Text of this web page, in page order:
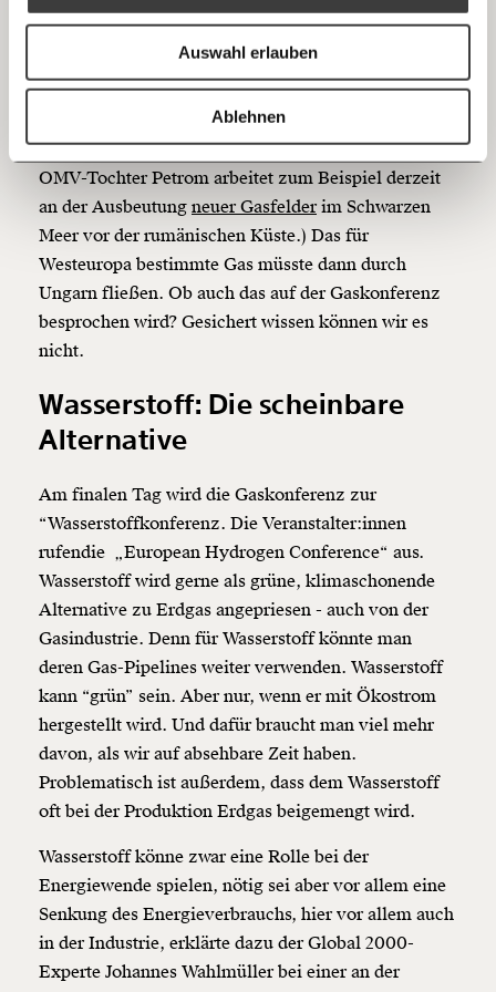
Auswahl erlauben
Ablehnen
Anmelden
Ich spende einmalig
20€ 40€
60€ 100€
Ich möchte meine Spende verschenken.
Du erhältst eine E-Mail mit deiner
Geschenkurkunde im PDF-Format, welche Du
ausdrucken oder weiterleiten und verschenken
1/3
Bluesky
https://www.moment.at/story/gaskonferenz-wien-protest/
betriebene Handelsplattform für Gas.
Mit dabei ist auch Szabolcs Ferencz, der CEO des
ungarischen Pipelinebetreibers FGSZ. Ungarn spielt
eine wichtige Rolle, wenn es um die Pipelines
zwischen West- und Osteuropa geht. Die rumänische
OMV-Tochter Petrom arbeitet zum Beispiel derzeit
an der Ausbeutung neuer Gasfelderim Schwarzen
Meer vor der rumänischen Küste.) Das für
Westeuropa bestimmte Gas müsste dann durch
Ungarn fließen. Ob auch das auf der Gaskonferenz
besprochen wird? Gesichert wissen können wir es
nicht.
Wasserstoff: Die scheinbare
Alternative
Am finalen Tag wird die Gaskonferenz zur
“Wasserstoffkonferenz. Die Veranstalter:innen
rufendie „European Hydrogen Conference“ aus.
Wasserstoff wird gerne als grüne, klimaschonende
Alternative zu Erdgas angepriesen - auch von der
Gasindustrie. Denn für Wasserstoff könnte man
deren Gas-Pipelines weiter verwenden. Wasserstoff
kann “grün” sein. Aber nur, wenn er mit Ökostrom
hergestellt wird. Und dafür braucht man viel mehr
davon, als wir auf absehbare Zeit haben.
Problematisch ist außerdem, dass dem Wasserstoff
oft bei der Produktion Erdgas beigemengt wird.
Wasserstoff könne zwar eine Rolle bei der
Energiewende spielen, nötig sei aber vor allem eine
Senkung des Energieverbrauchs, hier vor allem auch
in der Industrie, erklärte dazu der Global 2000-
Experte Johannes Wahlmüller bei einer an der